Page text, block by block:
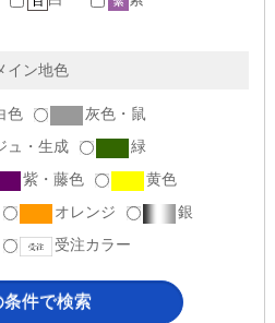
イン地色
色
灰色・鼠
ュ・生成
緑
紫・藤色
黄色
オレンジ
銀
受注カラー